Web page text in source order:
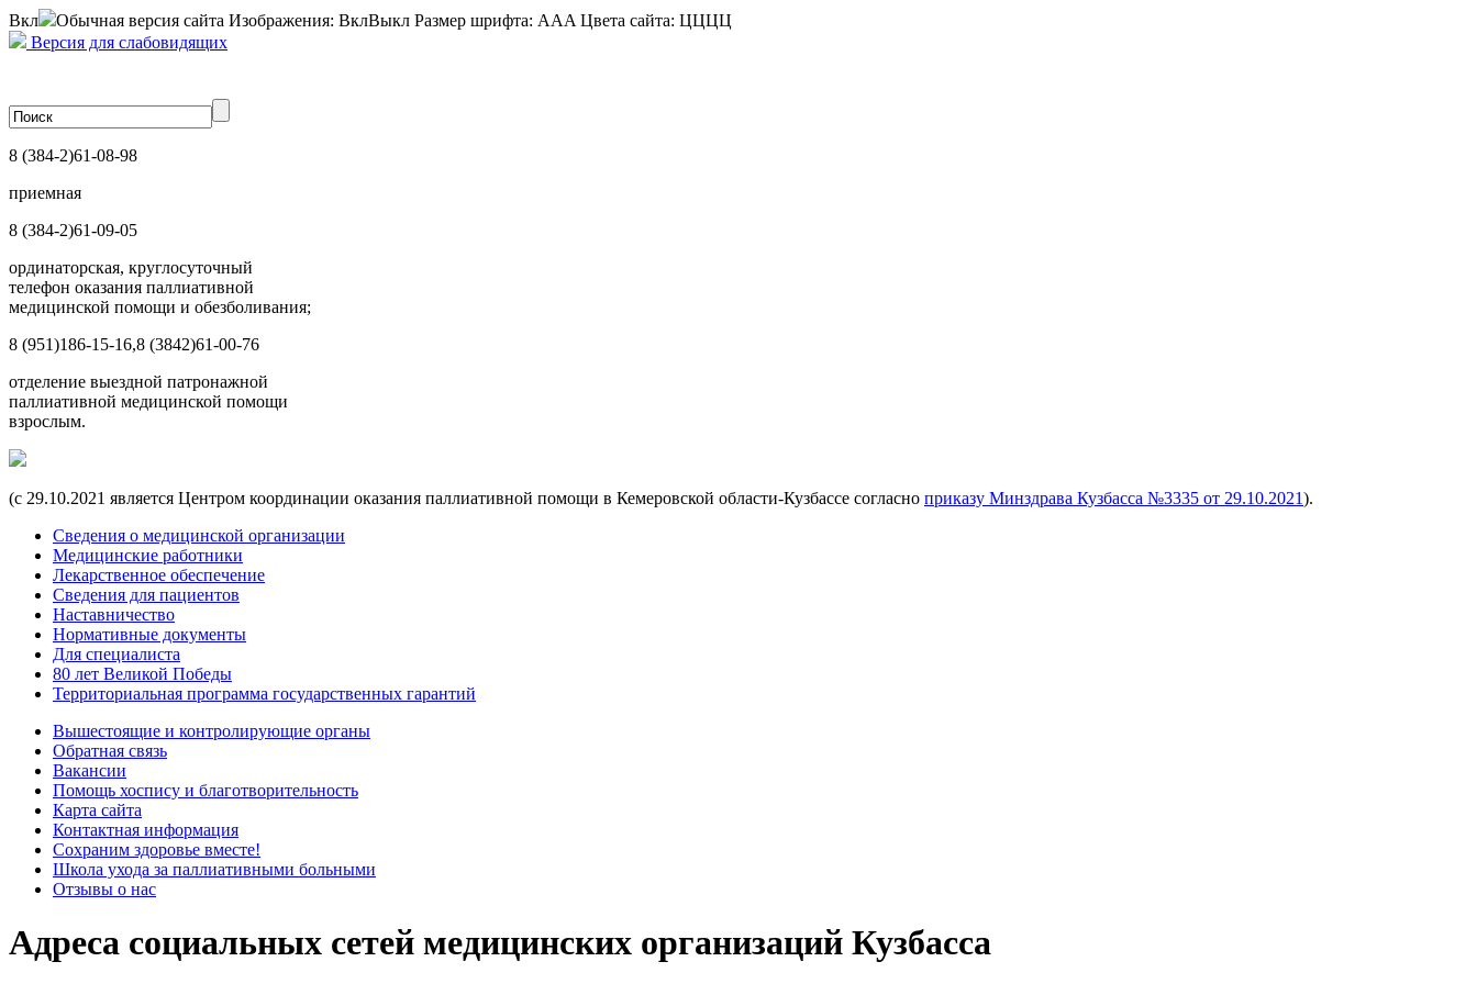
Вкл Обычная версия сайта Изображения: ВклВыкл Размер шрифта: AAA Цвета сайта: ЦЦЦЦ
Версия для слабовидящих
8 (384-2)61-08-98
приемная
8 (384-2)61-09-05
ординаторская, круглосуточный
телефон оказания паллиативной
медицинской помощи и обезболивания;
8 (951)186-15-16,8 (3842)61-00-76
отделение выездной патронажной
паллиативной медицинской помощи
взрослым.
(с 29.10.2021 является Центром координации оказания паллиативной помощи в Кемеровской области-Кузбассе согласно приказу Минздрава Кузбасса №3335 от 29.10.2021).
Сведения о медицинской организации
Медицинские работники
Лекарственное обеспечение
Сведения для пациентов
Наставничество
Нормативные документы
Для специалиста
80 лет Великой Победы
Территориальная программа государственных гарантий
Вышестоящие и контролирующие органы
Обратная связь
Вакансии
Помощь хоспису и благотворительность
Карта сайта
Контактная информация
Сохраним здоровье вместе!
Школа ухода за паллиативными больными
Отзывы о нас
Адреса социальных сетей медицинских организаций Кузбасса